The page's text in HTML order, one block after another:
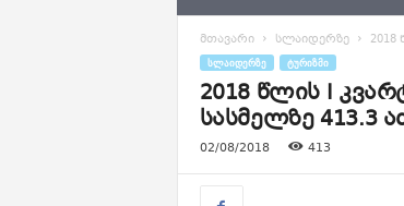
e
მთავარი სლაიდერზე
ᲡᲚᲐᲘᲓᲔᲠᲖᲔ ᲢᲣᲠᲘᲖᲛᲘ
2018 წლის I
სასმელზე 413.3
02/08/2018 413